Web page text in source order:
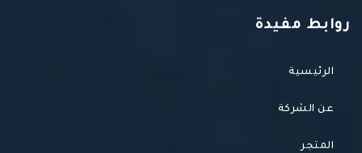
روابط مفيدة
الرئيسية
عن الشركة
المتجر